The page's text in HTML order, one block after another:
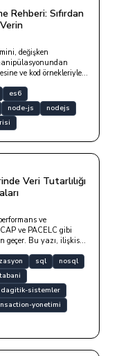
Rehberi: Sıfırdan
değişken
ve kod örnekleriyle
es6
node-js
nodejs
Veri Tutarlılığı
ve
ve PACELC gibi
geçer. Bu yazı, ilişkisel
optimizasyon
sql
nosql
dagitik-sistemler
yonetimi